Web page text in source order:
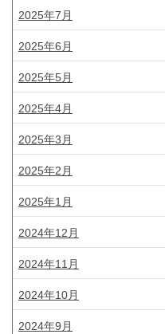
2025年7月
2025年6月
2025年5月
2025年4月
2025年3月
2025年2月
2025年1月
2024年12月
2024年11月
2024年10月
2024年9月